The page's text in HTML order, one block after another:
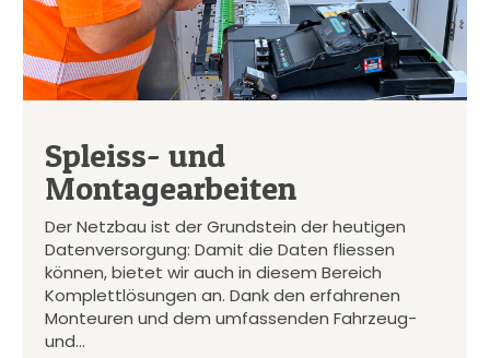
Spleiss- und
Montagearbeiten
Der Netzbau ist der Grundstein der heutigen
Datenversorgung: Damit die Daten fliessen
können, bietet wir auch in diesem Bereich
Komplettlösungen an. Dank den erfahrenen
Monteuren und dem umfassenden Fahrzeug-
und…